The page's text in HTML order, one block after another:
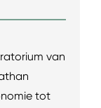
van
tot